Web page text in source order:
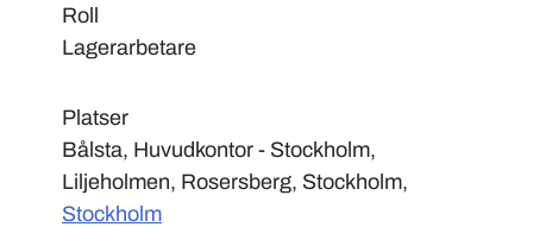
Roll
Lagerarbetare
Platser
Bålsta, Huvudkontor - Stockholm,
Liljeholmen, Rosersberg, Stockholm,
Stockholm